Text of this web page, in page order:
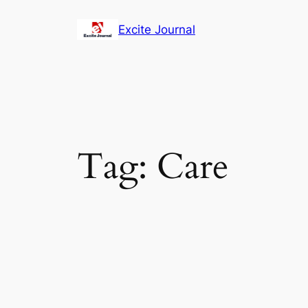
Excite Journal
Tag: Care